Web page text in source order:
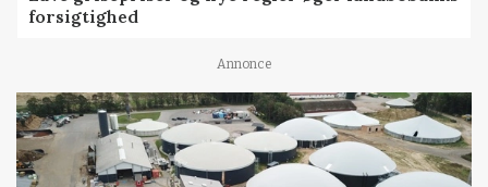
forsigtighed
Annonce